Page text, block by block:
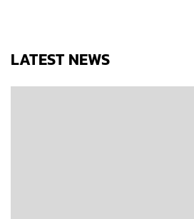
LATEST NEWS